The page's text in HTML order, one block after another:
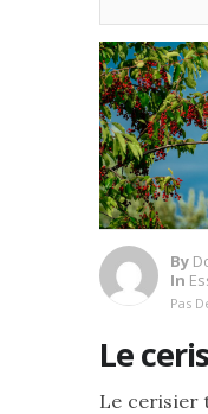
By
In
Pas
Le
Le cerisier